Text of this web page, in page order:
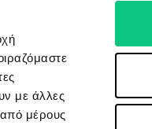
με άλλες
μέρους